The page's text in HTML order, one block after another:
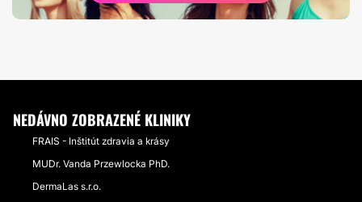
NEDÁVNO ZOBRAZENÉ KLINIKY
FRAIS - Inštitút zdravia a krásy
MUDr. Vanda Przewlocka PhD.
DermaLas s.r.o.